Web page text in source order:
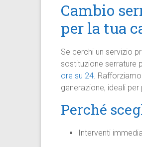
Cambio
per la tua
Se cerchi un servizio
sostituzione serrature
ore su 24.
generazione, ideali
Perché
Interventi